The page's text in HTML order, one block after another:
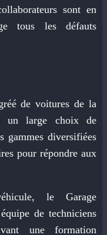
sont en
tous les défauts
de voitures de la
un large choix de
gammes diversifiées
pour répondre aux
le Garage
de techniciens
une formation